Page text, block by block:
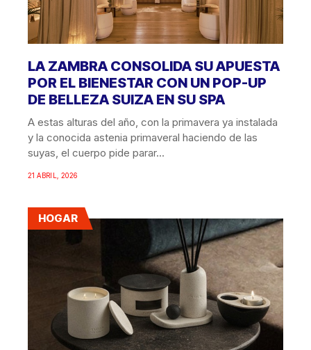
LA ZAMBRA CONSOLIDA SU APUESTA
POR EL BIENESTAR CON UN POP-UP
DE BELLEZA SUIZA EN SU SPA
A estas alturas del año, con la primavera ya instalada
y la conocida astenia primaveral haciendo de las
suyas, el cuerpo pide parar...
21 ABRIL, 2026
HOGAR